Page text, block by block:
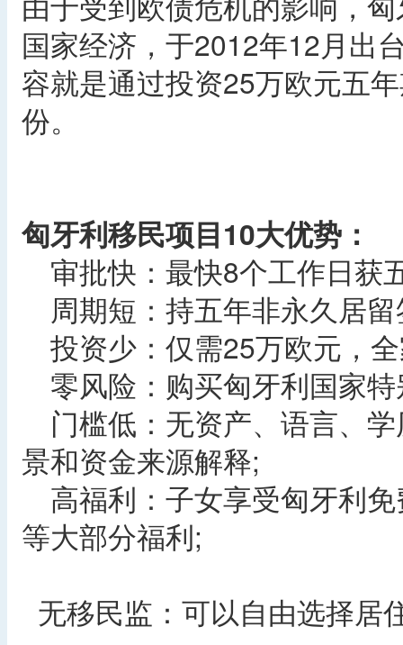
国家经济，于2012年12月出
容就是通过投资25万欧元五
份。
匈牙利移民项目10大优势：
审批快：最快8个工作日获
周期短：持五年非永久居
投资少：仅需25万欧元，
零风险：购买匈牙利国家
门槛低：无资产、语言、
景和资金来源解释;
高福利：子女享受匈牙利
等大部分福利;
无移民监：可以自由选择居